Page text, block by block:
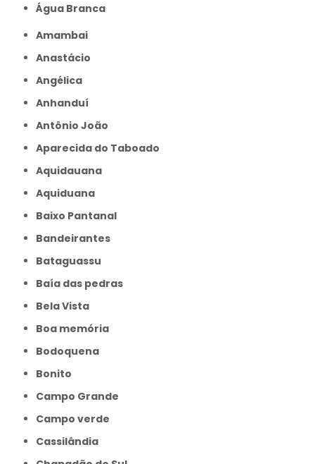
Água Branca
Amambai
Anastácio
Angélica
Anhanduí
Antônio João
Aparecida do Taboado
Aquidauana
Aquiduana
Baixo Pantanal
Bandeirantes
Bataguassu
Baía das pedras
Bela Vista
Boa memória
Bodoquena
Bonito
Campo Grande
Campo verde
Cassilândia